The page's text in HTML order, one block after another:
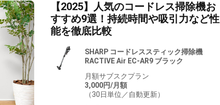
【2025】人気のコードレス掃除機お
すすめ9選！持続時間や吸引力など性
能を徹底比較
SHARP コードレススティック掃除機
RACTIVE Air EC-AR9 ブラック
月額サブスクプラン
3,000円/月額
（30日単位／自動更新）